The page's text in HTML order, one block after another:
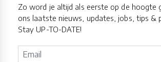
Zo word je altijd als eerste op de hoogte
ons laatste nieuws, updates, jobs, tips &
Stay UP-TO-DATE!